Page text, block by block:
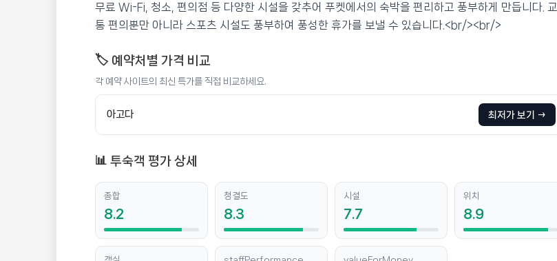
더 크립 빠통 호텔
📍 푸켓★★★★ ⭐ 8.2 리뷰 3,230건
💰 최저가 확인 · 예약하기
무료 Wi-Fi, 청소, 편의점 등 다양한 시설을 갖추어 푸켓에서의 숙박을 편리하고 풍부하게 만듭니다. 교
통 편의뿐만 아니라 스포츠 시설도 풍부하여 풍성한 휴가를 보낼 수 있습니다.<br/><br/>
🏷️ 예약처별 가격 비교
각 예약 사이트의 최신 특가를 직접 비교하세요.
아고다 최저가 보기 →
📊 투숙객 평가 상세
종합
8.2
청결도
8.3
시설
7.7
위치
8.9